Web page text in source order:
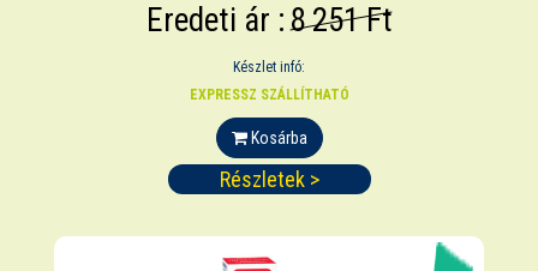
Eredeti ár :8 251 Ft
Készlet infó:
EXPRESSZ SZÁLLÍTHATÓ
Kosárba
Részletek >